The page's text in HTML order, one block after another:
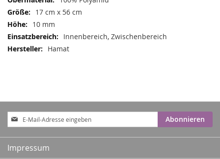
17 cm x 56 cm
10 mm
Innenbereich, Zwischenbereich
Hamat
Anmeldung
zum
Newsletter:
Abonnieren
Impressum